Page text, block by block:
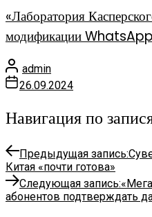
«Лаборатория
модификации
admin
26.09.2024
Навигация по
Предыдущая запись:
Китая «почти готова»
Следующая запись:
абонентов подтверждать